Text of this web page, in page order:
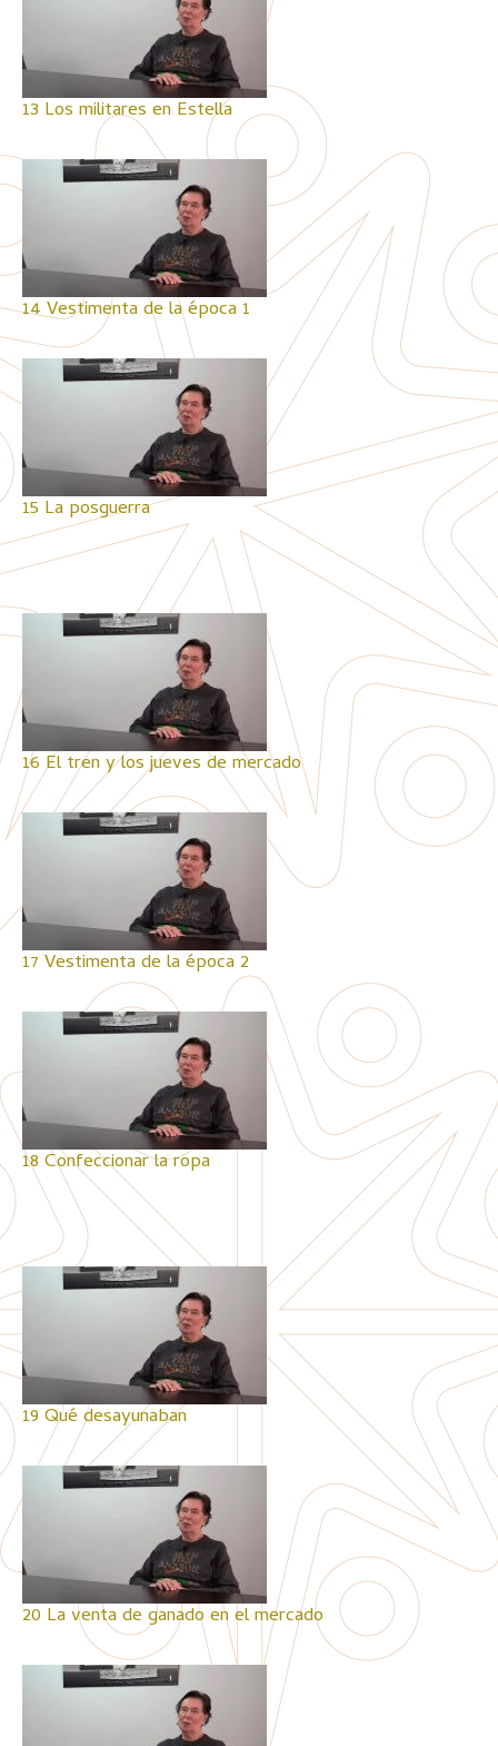
13 Los militares en Estella
14 Vestimenta de la época 1
15 La posguerra
16 El tren y los jueves de mercado
17 Vestimenta de la época 2
18 Confeccionar la ropa
19 Qué desayunaban
20 La venta de ganado en el mercado